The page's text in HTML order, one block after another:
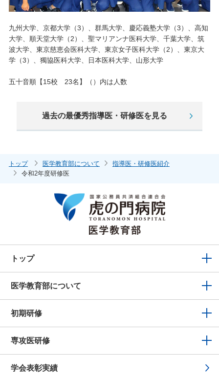
九州大学、京都大学（3）、群馬大学、慶応義塾大学（3）、高知
大学、順天堂大学（2）、聖マリアンナ医科大学、千葉大学、筑
波大学、東京慈恵会医科大学、東京女子医科大学（2）、東京大
学（3）、獨協医科大学、日本医科大学、山形大学
五十音順【15校 23名】（）内は人数
過去の最優秀指導医・研修医を見る
トップ 医学教育部について
指導医・研修医紹介
令和2年度研修医
トップ
医学教育部について
初期研修
専攻医研修
学会表彰実績